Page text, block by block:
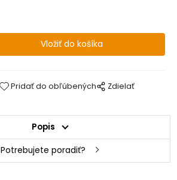
Pridať do obľúbených Zdielať
Popis
Potrebujete poradiť?